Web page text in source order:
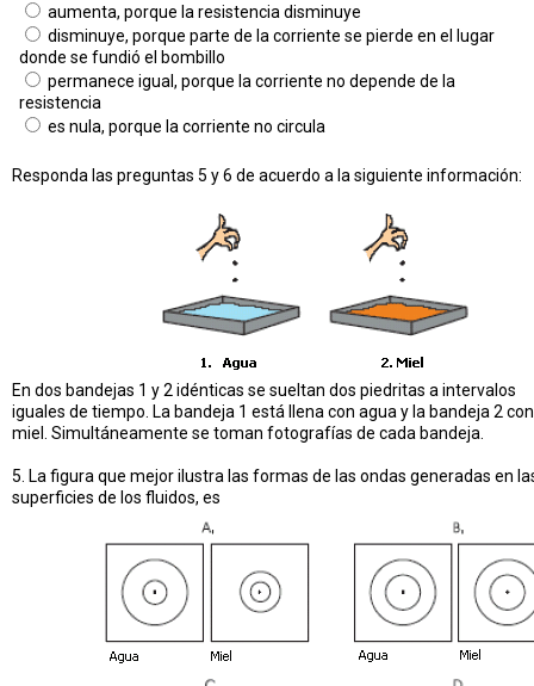
aumenta, porque la resistencia disminuye
disminuye, porque parte de la corriente se pierde en el lugar
donde se fundió el bombillo
permanece igual, porque la corriente no depende de la
resistencia
es nula, porque la corriente no circula
Responda las preguntas 5 y 6 de acuerdo a la siguiente información:
En dos bandejas 1 y 2 idénticas se sueltan dos piedritas a intervalos
iguales de tiempo. La bandeja 1 está llena con agua y la bandeja 2 con
miel. Simultáneamente se toman fotografías de cada bandeja.
5. La figura que mejor ilustra las formas de las ondas generadas en
superficies de los fluidos, es